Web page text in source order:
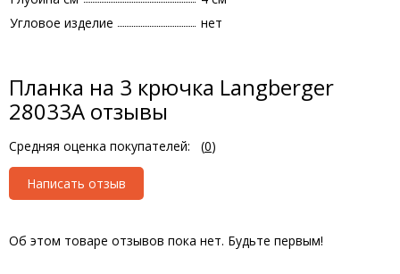
Угловое изделие
нет
Планка на 3 крючка Langberger
28033A отзывы
Средняя оценка покупателей: (0)
Написать отзыв
Об этом товаре отзывов пока нет. Будьте первым!